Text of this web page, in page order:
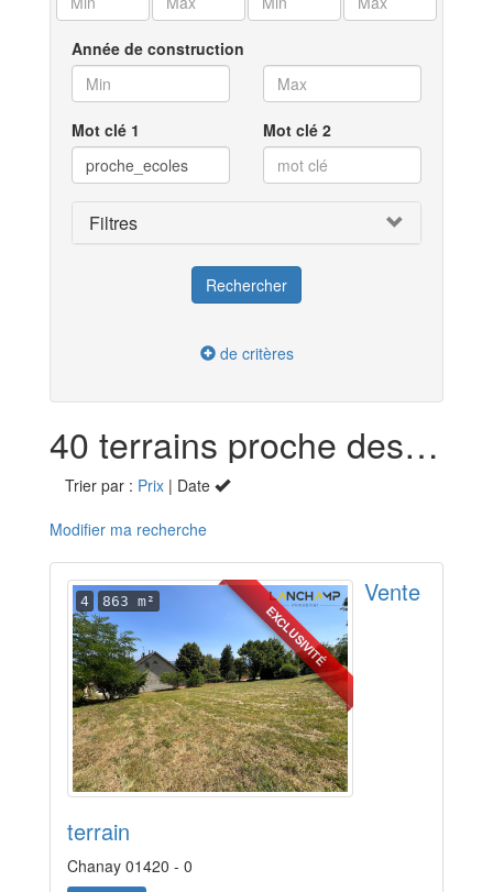
Année de construction
Mot clé 1 Mot clé 2
Filtres
de critères
40 terrains proche des écoles en vente dans l'Ain (01)
Trier par : Prix | Date
Modifier ma recherche
EXCLUSIVITÉ
4 863 m² Vente
terrain
Chanay 01420 - 0